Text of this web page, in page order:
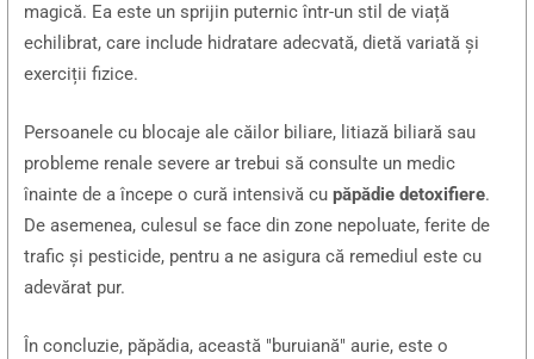
magică. Ea este un sprijin puternic într-un stil de viață
echilibrat, care include hidratare adecvată, dietă variată și
exerciții fizice.
Persoanele cu blocaje ale căilor biliare, litiază biliară sau
probleme renale severe ar trebui să consulte un medic
înainte de a începe o cură intensivă cupăpădie detoxifiere.
De asemenea, culesul se face din zone nepoluate, ferite de
trafic și pesticide, pentru a ne asigura că remediul este cu
adevărat pur.
În concluzie, păpădia, această "buruiană" aurie, este o